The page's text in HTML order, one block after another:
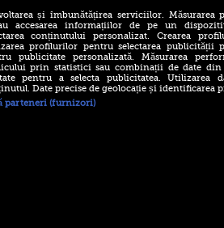
Emoții intense
Sebastian Stan!
și îmbunătățirea serviciilor. Măsurarea
accesarea informațiilor de pe un
conținutului personalizat. Crearea
profilurilor pentru selectarea publicității
publicitate personalizată. Măsurarea
prin statistici sau combinații de date din
pentru a selecta publicitatea. Utilizarea
Date precise de geolocație și identificarea
parteneri (furnizori)